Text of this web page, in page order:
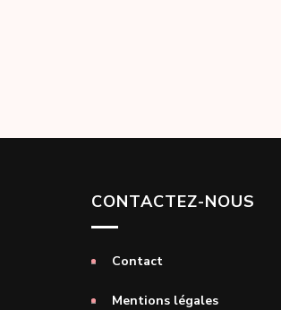
CONTACTEZ-NOUS
Contact
Mentions légales